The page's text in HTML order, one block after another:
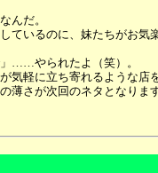
んだ。
いるのに、妹たちがお
……やられたよ（笑）。
気軽に立ち寄れるような
さが次回のネタとなります